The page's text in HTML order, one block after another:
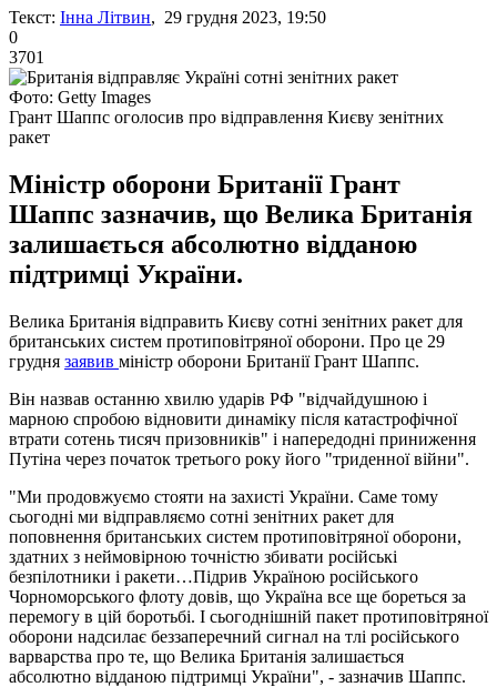
Текст: Інна Літвин, 29 грудня 2023, 19:50
0
3701
Фото: Getty Images
Грант Шаппс оголосив про відправлення Києву зенітних
ракет
Міністр оборони Британії Грант
Шаппс зазначив, що Велика Британія
залишається абсолютно відданою
підтримці України.
Велика Британія відправить Києву сотні зенітних ракет для
британських систем протиповітряної оборони. Про це 29
грудня заявив міністр оборони Британії Грант Шаппс.
Він назвав останню хвилю ударів РФ "відчайдушною і
марною спробою відновити динаміку після катастрофічної
втрати сотень тисяч призовників" і напередодні приниження
Путіна через початок третього року його "триденної війни".
"Ми продовжуємо стояти на захисті України. Саме тому
сьогодні ми відправляємо сотні зенітних ракет для
поповнення британських систем протиповітряної оборони,
здатних з неймовірною точністю збивати російські
безпілотники і ракети…Підрив Україною російського
Чорноморського флоту довів, що Україна все ще бореться за
перемогу в цій боротьбі. І сьогоднішній пакет протиповітряної
оборони надсилає беззаперечний сигнал на тлі російського
варварства про те, що Велика Британія залишається
абсолютно відданою підтримці України", - зазначив Шаппс.